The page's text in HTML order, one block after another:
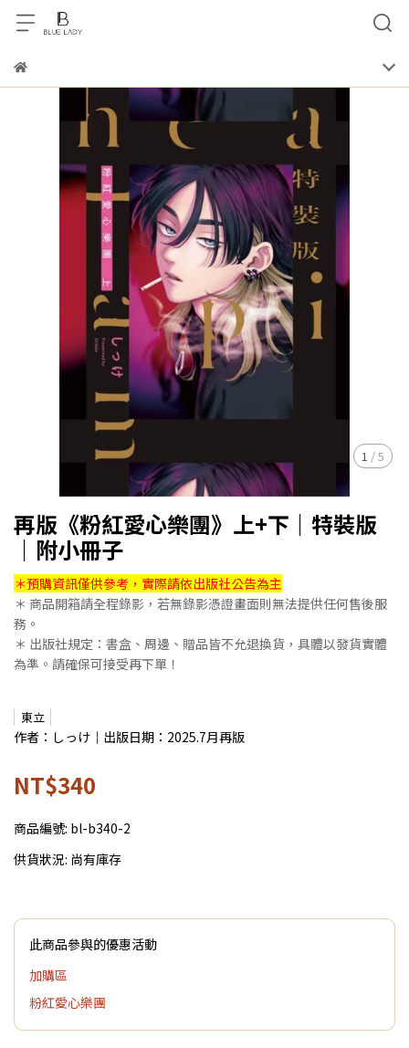
1 /5
再版《粉紅愛心樂團》上+下｜特裝版
｜附小冊子
＊預購資訊僅供參考，實際請依出版社公告為主
＊ 商品開箱請全程錄影，若無錄影憑證畫面則無法提供任何售後服
務。
＊ 出版社規定：書盒、周邊、贈品皆不允退換貨，具體以發貨實體
為準。請確保可接受再下單！
東立
作者：しっけ｜出版日期：2025.7月再版
NT$340
商品編號: bl-b340-2
供貨狀況: 尚有庫存
此商品參與的優惠活動
加購區
粉紅愛心樂團